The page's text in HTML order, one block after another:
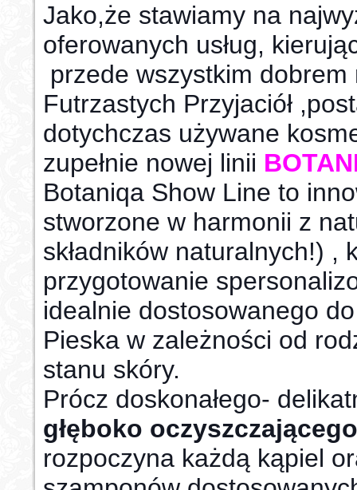
Jako,że stawiamy na
oferowanych usług,
przede wszystkim dobrem
Futrzastych Przyjaciół
dotychczas używane
zupełnie nowej linii
Botaniqa Show Line to
stworzone w harmonii z
składników naturalnych!) ,
przygotowanie
idealnie dostosowanego
Pieska w zależności od
stanu skóry.
Prócz doskonałego-
głęboko oczyszczającego
rozpoczyna każdą kąpiel